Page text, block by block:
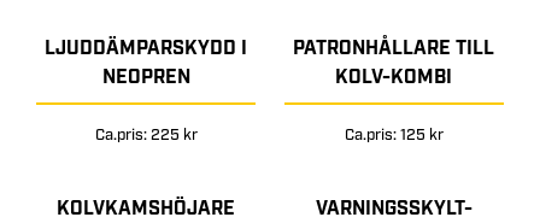
LJUDDÄMPARSKYDD I
NEOPREN
Ca.pris: 225 kr
PATRONHÅLLARE TILL
KOLV-KOMBI
Ca.pris: 125 kr
KOLVKAMSHÖJARE
VARNINGSSKYLT-